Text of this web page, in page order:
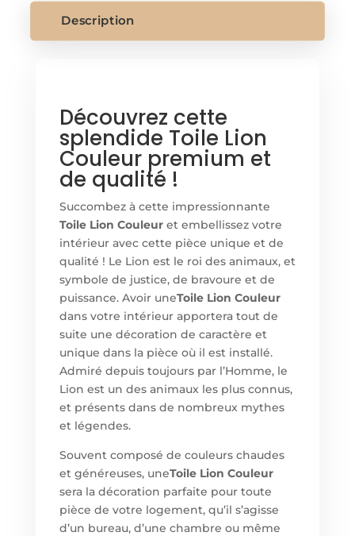
Description
Découvrez cette
splendide Toile Lion
Couleur premium et
de qualité !
Succombez à cette impressionnante
Toile Lion Couleuret embellissez votre
intérieur avec cette pièce unique et de
qualité ! Le Lion est le roi des animaux, et
symbole de justice, de bravoure et de
puissance. Avoir uneToile Lion Couleur
dans votre intérieur apportera tout de
suite une décoration de caractère et
unique dans la pièce où il est installé.
Admiré depuis toujours par l’Homme, le
Lion est un des animaux les plus connus,
et présents dans de nombreux mythes
et légendes.
Souvent composé de couleurs chaudes
et généreuses, uneToile Lion Couleur
sera la décoration parfaite pour toute
pièce de votre logement, qu’il s’agisse
d’un bureau, d’une chambre ou même